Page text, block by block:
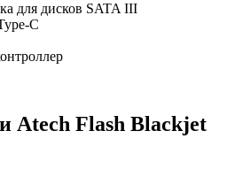
для дисков SATA III
C
Atech Flash Blackjet